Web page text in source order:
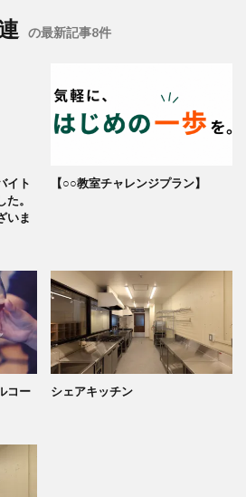
の最新記事8件
イト
。
いま
【○○教室チャレンジプラン】
コー
シェアキッチン